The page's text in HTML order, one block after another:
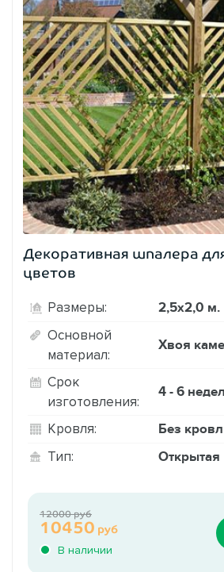
Декоративная шпалера
цветов
Размеры: 2,5х2,0 м.
Основной
материал:
Хвоя
Срок
изготовления:
4 - 6
Кровля: Без
Тип: Открытая
В наличии
10450 руб
12000 руб